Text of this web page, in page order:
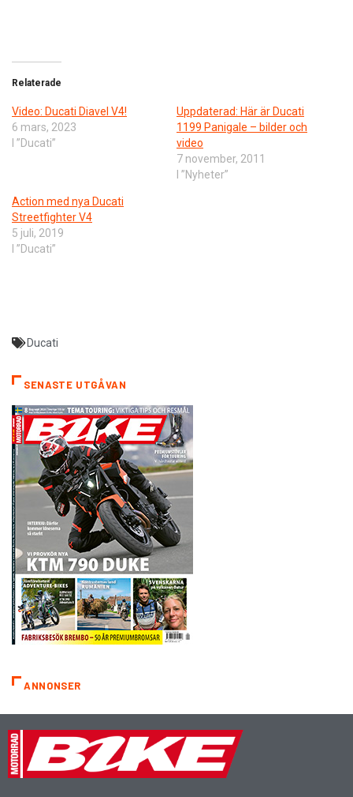
Relaterade
Video: Ducati Diavel V4!
6 mars, 2023
I ”Ducati”
Uppdaterad: Här är Ducati
1199 Panigale – bilder och
video
7 november, 2011
I ”Nyheter”
Action med nya Ducati
Streetfighter V4
5 juli, 2019
I ”Ducati”
Ducati
SENASTE UTGÅVAN
ANNONSER